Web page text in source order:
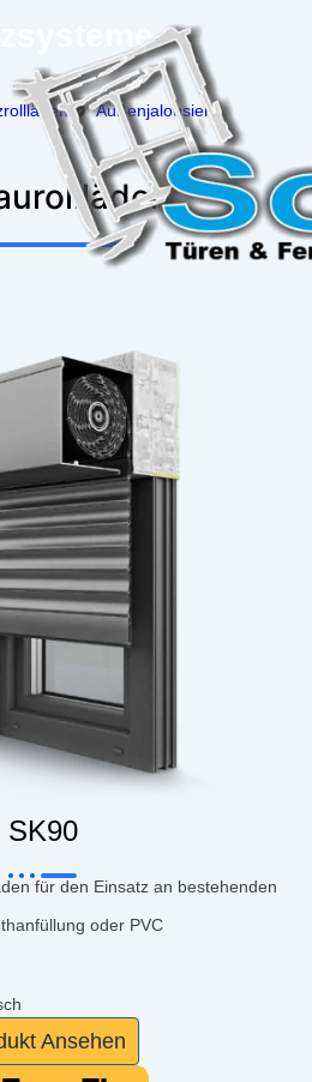
Außenjalousien
SK90
für den Einsatz an bestehenden
oder PVC
Ansehen